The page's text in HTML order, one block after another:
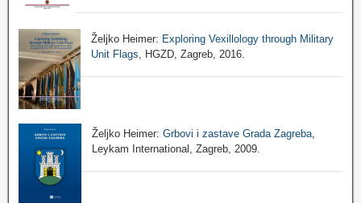
Željko Heimer: Exploring Vexillology through Military
Unit Flags , HGZD, Zagreb, 2016.
Željko Heimer: Grbovi i zastave Grada Zagreba
Leykam International, Zagreb, 2009.